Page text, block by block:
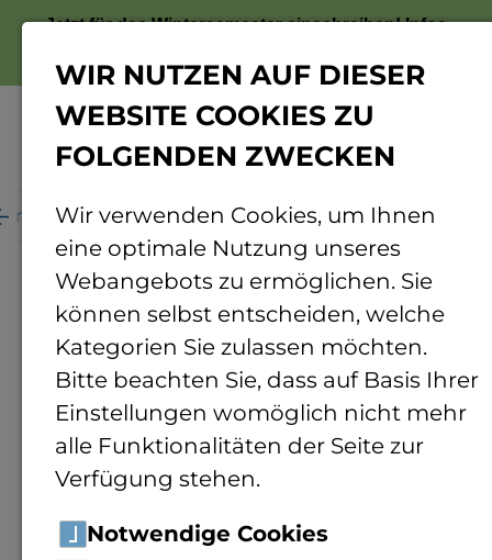
Jetzt für das Wintersemester einschreiben!Infos
Personenverzeichnis Personendetails
WIR NUTZEN AUF DIESER
WEBSITE COOKIES ZU
FOLGENDEN ZWECKEN
Wir verwenden Cookies, um Ihnen
eine optimale Nutzung unseres
Webangebots zu ermöglichen. Sie
können selbst entscheiden, welche
Kategorien Sie zulassen möchten.
Bitte beachten Sie, dass auf Basis Ihrer
Einstellungen womöglich nicht mehr
alle Funktionalitäten der Seite zur
Verfügung stehen.
Notwendige Cookies